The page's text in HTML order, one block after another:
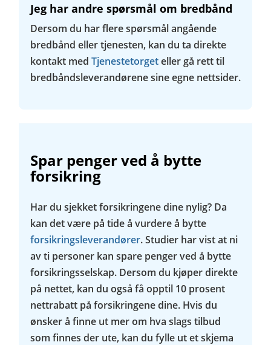
Jeg har andre spørsmål om bredbånd
Dersom du har flere spørsmål angående
bredbånd eller tjenesten, kan du ta direkte
kontakt med Tjenestetorgeteller gå rett til
bredbåndsleverandørene sine egne nettsider.
Spar penger ved å bytte
forsikring
Har du sjekket forsikringene dine nylig? Da
kan det være på tide å vurdere å bytte
forsikringsleverandører. Studier har vist at ni
av ti personer kan spare penger ved å bytte
forsikringsselskap. Dersom du kjøper direkte
på nettet, kan du også få opptil 10 prosent
nettrabatt på forsikringene dine. Hvis du
ønsker å finne ut mer om hva slags tilbud
som finnes der ute, kan du fylle ut et skjema